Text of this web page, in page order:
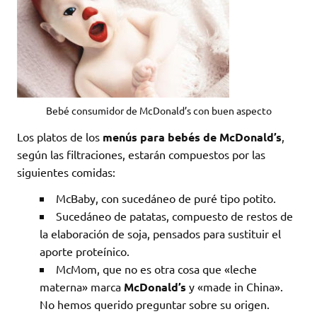
Bebé consumidor de McDonald’s con buen aspecto
Los platos de los menús para bebés de McDonald’s
según las filtraciones, estarán compuestos por las
siguientes comidas:
McBaby, con sucedáneo de puré tipo potito.
Sucedáneo de patatas, compuesto de restos de
la elaboración de soja, pensados para sustituir el
aporte proteínico.
McMom, que no es otra cosa que «leche
materna» marca McDonald’s y «made in China».
No hemos querido preguntar sobre su origen.